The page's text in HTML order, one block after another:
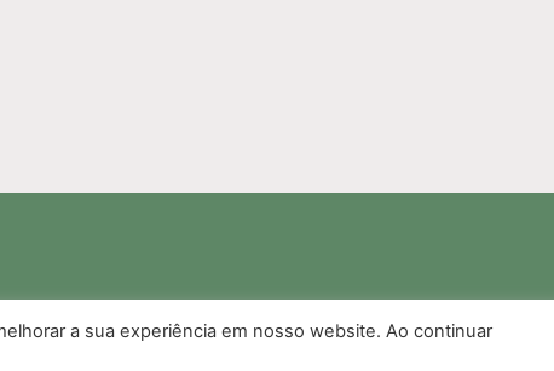
a sua experiência em nosso website. Ao continuar